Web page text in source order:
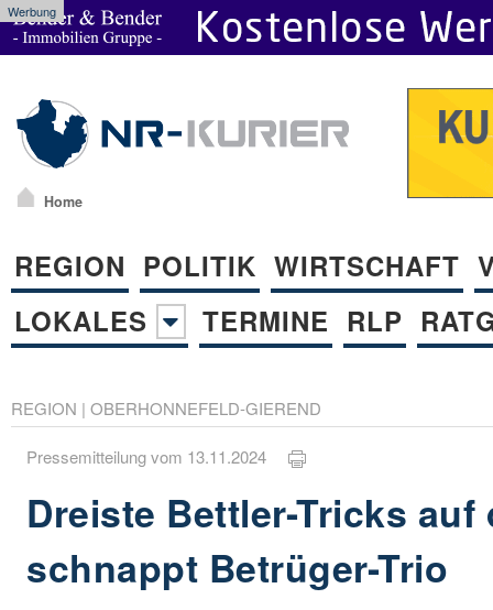
Werbung
Home
REGION POLITIK WIRTSCHAFT
LOKALES
TERMINE RLP
REGION | OBERHONNEFELD-GIEREND
Pressemitteilung vom 13.11.2024
Dreiste Bettler-Tricks auf
schnappt Betrüger-Trio